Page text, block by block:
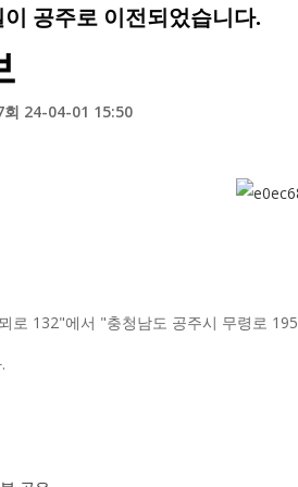
공주로 이전되었습니다.
회 24-04-01 15:50
로 132"에서 "충청남도 공주시 무령로